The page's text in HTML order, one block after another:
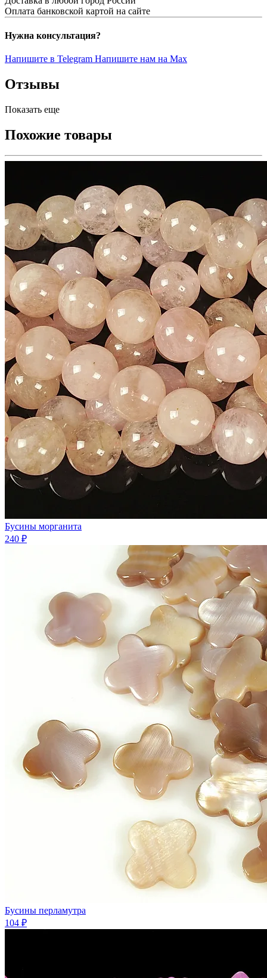
Оплата банковской картой на сайте
Нужна консультация?
Напишите в Telegram Напишите нам на Max
Отзывы
Показать еще
Похожие товары
Бусины морганита
240 ₽
Бусины перламутра
104 ₽